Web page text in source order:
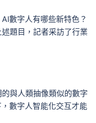
數字人有哪些新特色？
題目，記者采訪了行業
與人類抽像類似的數字
數字人智能化交互才能